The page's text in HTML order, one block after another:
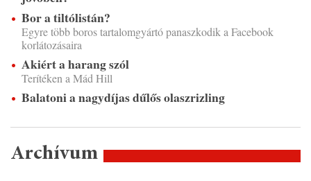
Bor a tiltólistán?
Egyre több boros tartalomgyártó panaszkodik a Facebook
korlátozásaira
Akiért a harang szól
Terítéken a Mád Hill
Balatoni a nagydíjas dűlős olaszrizling
Archívum